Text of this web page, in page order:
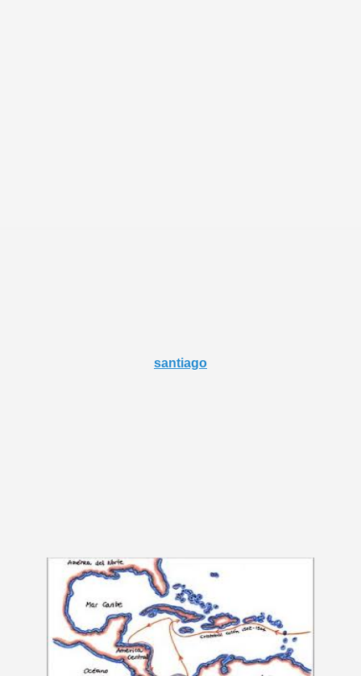
santiago